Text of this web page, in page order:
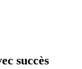
succès